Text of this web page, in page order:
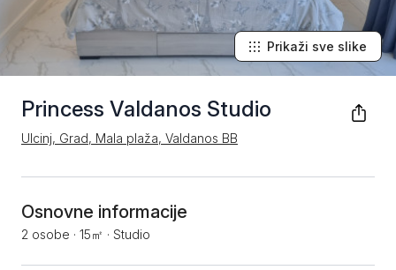
Princess Valdanos Studio
Ulcinj, Grad, Mala plaža, Valdanos BB
Prikaži sve slike
Osnovne informacije
2 osobe · 15㎡ · Studio